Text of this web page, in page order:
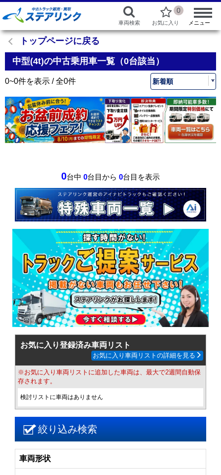
車両検索
0
お気に入り メニュー
トップページに戻る
中型(4t)の中古乗用車一覧（0台該当）
0~0件を表示 / 全0件
0台中 0台目から 0台目を表示
お気に入り登録済み車両リスト
お気に入り車両リストの詳細を見る
※お気に入り車両リストに追加した車両は、最大で2週間自動保
存されます。
検討リストに車両はありません
絞り込み検索
車両形状